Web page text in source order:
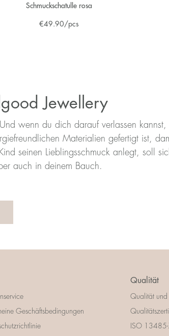
Schmuckschatulle rosa
€49.90/pcs
Jewellery
wenn du dich darauf verlassen kannst,
Materialien gefertigt ist,
seinen Lieblingsschmuck anlegt, soll
auch in deinem Bauch.
Geschäftsbedingungen
Qualität
Qualität und
ISO 13485-